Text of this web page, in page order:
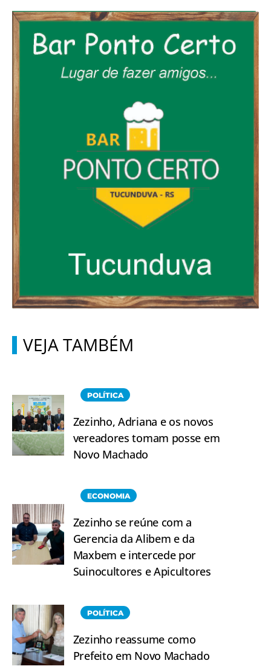
VEJA TAMBÉM
POLÍTICA
Zezinho, Adriana e os novos
vereadores tomam posse em
Novo Machado
ECONOMIA
Zezinho se reúne com a
Gerencia da Alibem e da
Maxbem e intercede por
Suinocultores e Apicultores
POLÍTICA
Zezinho reassume como
Prefeito em Novo Machado